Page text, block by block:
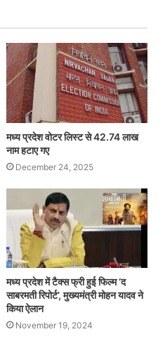
मध्य प्रदेश वोटर लिस्ट से 42.74 लाख
नाम हटाए गए
December 24, 2025
मध्य प्रदेश में टैक्स फ्री हुई फिल्म ‘द
साबरमती रिपोर्ट’, मुख्यमंत्री मोहन यादव ने
किया ऐलान
November 19, 2024